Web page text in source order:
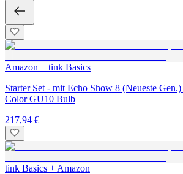
Amazon + tink Basics
Starter Set - mit Echo Show 8 (Neueste
Color GU10 Bulb
217,94 €
tink Basics + Amazon